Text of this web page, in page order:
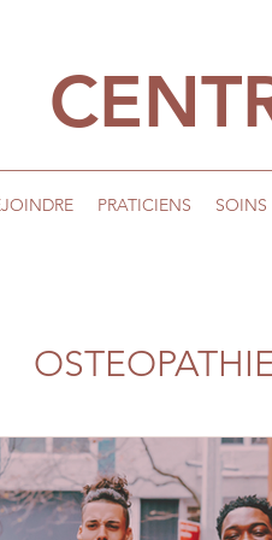
PRATICIENS SOINS
YOGA